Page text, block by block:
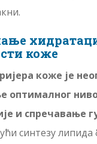
коже
коже је
оптималног
и спречавање
синтезу липида